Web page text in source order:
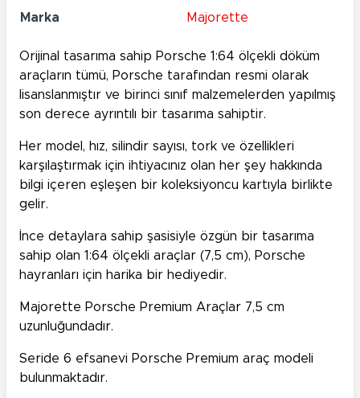
Marka Majorette
Orijinal tasarıma sahip Porsche 1:64 ölçekli döküm
araçların tümü, Porsche tarafından resmi olarak
lisanslanmıştır ve birinci sınıf malzemelerden yapılmış
son derece ayrıntılı bir tasarıma sahiptir.
Her model, hız, silindir sayısı, tork ve özellikleri
karşılaştırmak için ihtiyacınız olan her şey hakkında
bilgi içeren eşleşen bir koleksiyoncu kartıyla birlikte
gelir.
İnce detaylara sahip şasisiyle özgün bir tasarıma
sahip olan 1:64 ölçekli araçlar (7,5 cm), Porsche
hayranları için harika bir hediyedir.
Majorette Porsche Premium Araçlar 7,5 cm
uzunluğundadır.
Seride 6 efsanevi Porsche Premium araç modeli
bulunmaktadır.